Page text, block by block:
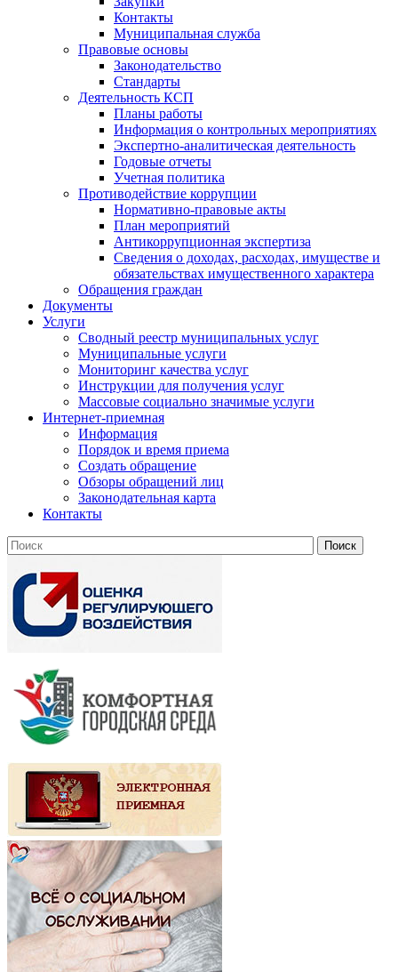
Контакты
Муниципальная служба
Правовые основы
Законодательство
Стандарты
Деятельность КСП
Планы работы
Информация о контрольных мероприятиях
Экспертно-аналитическая деятельность
Годовые отчеты
Учетная политика
Противодействие коррупции
Нормативно-правовые акты
План мероприятий
Антикоррупционная экспертиза
Сведения о доходах, расходах, имуществе и
обязательствах имущественного характера
Обращения граждан
Документы
Услуги
Сводный реестр муниципальных услуг
Муниципальные услуги
Мониторинг качества услуг
Инструкции для получения услуг
Массовые социально значимые услуги
Интернет-приемная
Информация
Порядок и время приема
Создать обращение
Обзоры обращений лиц
Законодательная карта
Контакты